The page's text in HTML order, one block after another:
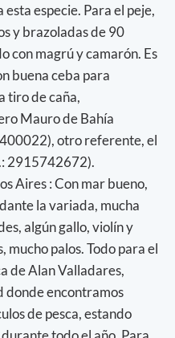
especie. Para el peje,
y brazoladas de 90
con magrú y camarón. Es
buena ceba para
tiro de caña,
Mauro de Bahía
otro referente, el
2915742672).
Aires : Con mar bueno,
la variada, mucha
algún gallo, violín y
mucho palos. Todo para el
de Alan Valladares,
donde encontramos
de pesca, estando